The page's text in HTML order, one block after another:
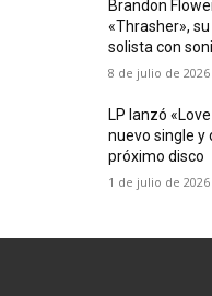
Brandon
«Thrasher»,
solista con
8 de julio de 2026
LP lanzó
nuevo single y
próximo disco
1 de julio de 2026